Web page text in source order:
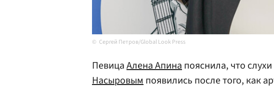
Сергей Петров/Global Look Press
ПевицаАлена Апинапояснила, что
Насыровымпоявились после того, как